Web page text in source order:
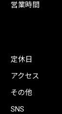
営業時間
定休日
アクセス
その他
SNS